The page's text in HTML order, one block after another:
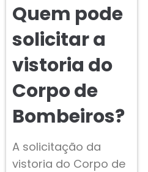
Quem pode
solicitar a
vistoria do
Corpo de
Bombeiros?
A solicitação da
vistoria do Corpo de